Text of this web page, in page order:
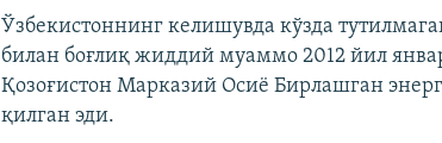
Ўзбекистоннинг келишувда кўзда
билан боғлиқ жиддий муаммо 2012 йил
Қозоғистон Марказий Осиë Бирлашган
қилган эди.